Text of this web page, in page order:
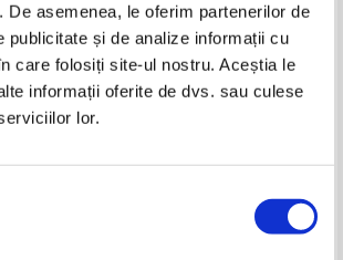
De asemenea, le oferim partenerilor de
publicitate și de analize informații cu
care folosiți site-ul nostru. Aceștia le
informații oferite de dvs. sau culese
lor.
Lei
cu dragoni. Carte cu pictograme
-35%